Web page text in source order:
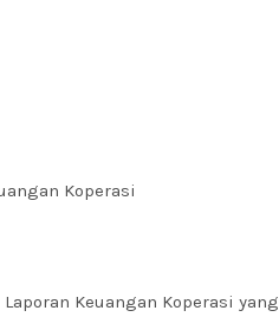
Koperasi
Keuangan Koperasi yang